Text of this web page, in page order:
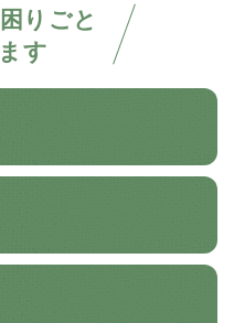
りごと
す